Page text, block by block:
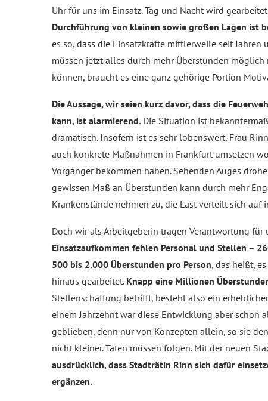
Uhr für uns im Einsatz. Tag und Nacht wird
Durchführung von kleinen sowie großen Lagen ist
es so, dass die Einsatzkräfte mittlerweile seit
müssen jetzt alles durch mehr Überstunden
können, braucht es eine ganz gehörige Portion
Die Aussage, wir seien kurz davor, dass die
kann, ist alarmierend. Die Situation ist
dramatisch. Insofern ist es sehr lobenswert, Frau
auch konkrete Maßnahmen in Frankfurt umsetzen
Vorgänger bekommen haben. Sehenden Auges
gewissen Maß an Überstunden kann durch mehr
Krankenstände nehmen zu, die Last verteilt sich auf
Doch wir als Arbeitgeberin tragen Verantwortung für
Einsatzaufkommen fehlen Personal und Stellen –
500 bis 2.000 Überstunden pro Person, das heißt,
hinaus gearbeitet. Knapp eine Millionen
Stellenschaffung betrifft, besteht also ein
einem Jahrzehnt war diese Entwicklung aber schon
geblieben, denn nur von Konzepten allein, so sie
nicht kleiner. Taten müssen folgen. Mit der neuen
ausdrücklich, dass Stadträtin Rinn sich dafür
ergänzen.